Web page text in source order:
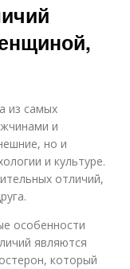
из самых
и
но и
и культуре.
отличий,
особенности
являются
который